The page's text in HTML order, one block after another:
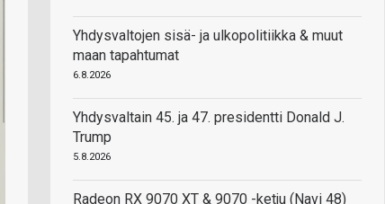
Yhdysvaltojen sisä- ja ulkopolitiikka & muut
maan tapahtumat
6.8.2026
Yhdysvaltain 45. ja 47. presidentti Donald J.
Trump
5.8.2026
Radeon RX 9070 XT & 9070 -ketju (Navi 48)